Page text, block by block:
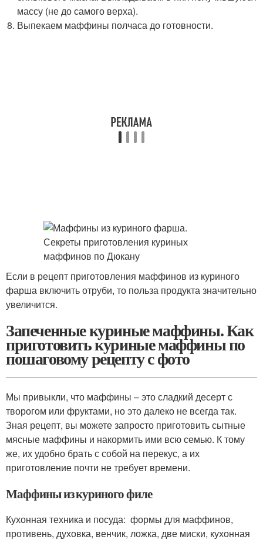
массу (не до самого верха).
Выпекаем маффины полчаса до готовности.
Если в рецепт приготовления маффинов из куриного
фарша включить отруби, то польза продукта значительно
увеличится.
Запеченные куриные маффины. Как
приготовить куриные маффины по
пошаговому рецепту с фото
Мы привыкли, что маффины – это сладкий десерт с
творогом или фруктами, но это далеко не всегда так.
Зная рецепт, вы можете запросто приготовить сытные
мясные маффины и накормить ими всю семью. К тому
же, их удобно брать с собой на перекус, а их
приготовление почти не требует времени.
Маффины из куриного филе
Кухонная техника и посуда: формы для маффинов,
противень, духовка, венчик, ложка, две миски, кухонная